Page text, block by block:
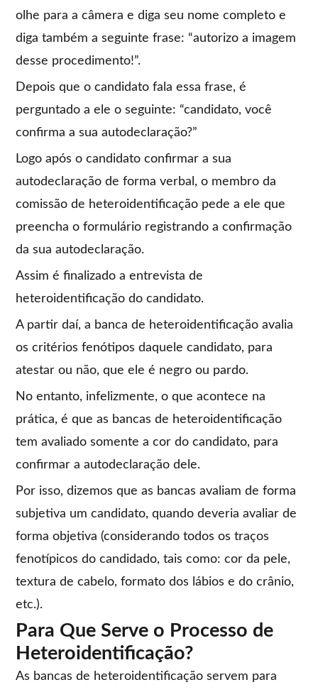
olhe para a câmera e diga seu nome completo e
diga também a seguinte frase: “autorizo a imagem
desse procedimento!”.
Depois que o candidato fala essa frase, é
perguntado a ele o seguinte: “candidato, você
confirma a sua autodeclaração?”
Logo após o candidato confirmar a sua
autodeclaração de forma verbal, o membro da
comissão de heteroidentificação pede a ele que
preencha o formulário registrando a confirmação
da sua autodeclaração.
Assim é finalizado a entrevista de
heteroidentificação do candidato.
A partir daí, a banca de heteroidentificação avalia
os critérios fenótipos daquele candidato, para
atestar ou não, que ele é negro ou pardo.
No entanto, infelizmente, o que acontece na
prática, é que as bancas de heteroidentificação
tem avaliado somente a cor do candidato, para
confirmar a autodeclaração dele.
Por isso, dizemos que as bancas avaliam de forma
subjetiva um candidato, quando deveria avaliar de
forma objetiva (considerando todos os traços
fenotípicos do candidado, tais como: cor da pele,
textura de cabelo, formato dos lábios e do crânio,
etc.).
Para Que Serve o Processo de
Heteroidentificação?
As bancas de heteroidentificação servem para